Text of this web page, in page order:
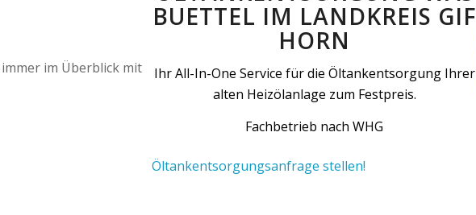
BUETTEL IM LANDKREIS GIF
HORN
Ihr All-In-One Service für die Öltankentsorgung Ihrer
alten Heizölanlage zum Festpreis.
Fachbetrieb nach WHG
Öltankentsorgungsanfrage stellen!